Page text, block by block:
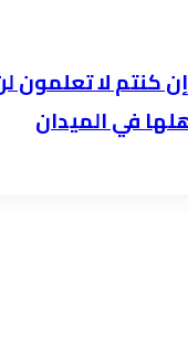
إن كنتم لا
في الميدان